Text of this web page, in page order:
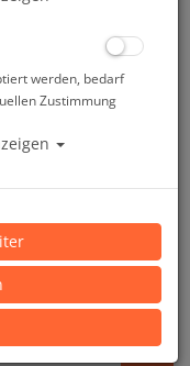
3.5
werden, bedarf
Zustimmung